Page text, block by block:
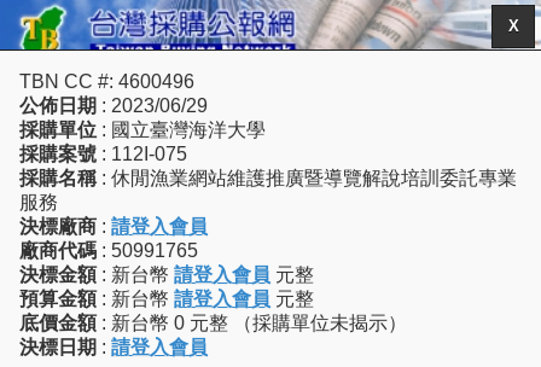
X
TBN CC #: 4600496
公佈日期 : 2023/06/29
採購單位 : 國立臺灣海洋大學
採購案號 : 112I-075
採購名稱 : 休閒漁業網站維護推廣暨導覽解說培訓委託專業
服務
決標廠商 : 請登入會員
廠商代碼 : 50991765
決標金額 : 新台幣 請登入會員 元整
預算金額 : 新台幣 請登入會員 元整
底價金額 : 新台幣 0 元整 （採購單位未揭示）
決標日期 : 請登入會員